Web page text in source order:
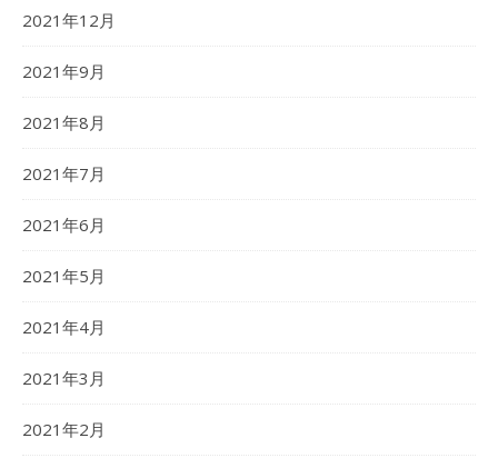
2021年12月
2021年9月
2021年8月
2021年7月
2021年6月
2021年5月
2021年4月
2021年3月
2021年2月